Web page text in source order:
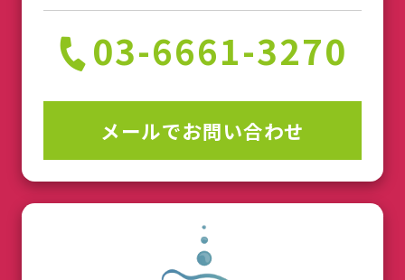
03-6661-3270
メールでお問い合わせ